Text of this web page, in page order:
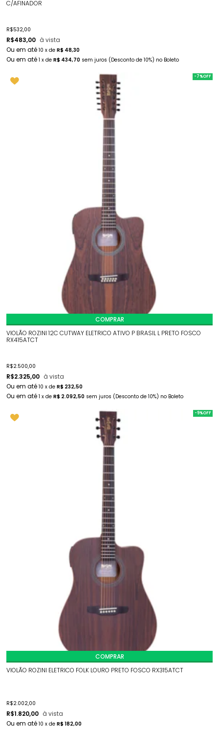
C/AFINADOR
R$532,00
R$483,00 à vista
10 x de R$ 48,30
1 x de R$ 434,70 sem juros (Desconto de 10%) no Boleto
-7%
VIOLÃO ROZINI 12C CUTWAY ELETRICO ATIVO P BRASIL L PRETO FOSCO
RX415ATCT
R$2.500,00
R$2.325,00 à vista
10 x de R$ 232,50
1 x de R$ 2.092,50 sem juros (Desconto de 10%) no Boleto
COMPRAR
-9%
VIOLÃO ROZINI ELETRICO FOLK LOURO PRETO FOSCO RX315ATCT
R$2.002,00
R$1.820,00 à vista
10 x de R$ 182,00
COMPRAR